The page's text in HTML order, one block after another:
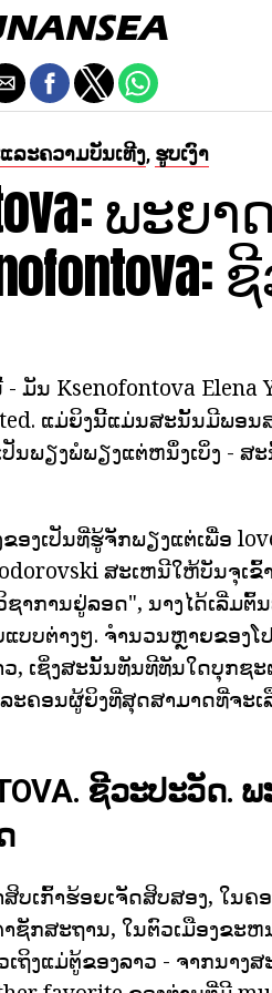
ລະຄວາມບັນເທີງ, ຮູບເງົາ
ພະຍ
ນ Ksenofontova Elena
ແມ່ຍິງນີ້ແມ່ນສະນັ້ນມີພອນ
ນພຽງພໍພຽງແຕ່ຫນຶ່ງເບິ່ງ -
ອງເປັນທີ່ຮູ້ຈັກພຽງແຕ່ເພື່ອ
ສະເຫນີໃຫ້ບັນຈຸເ
ຊາການຢູ່ລອດ", ນາງໄດ້ເລີ່ມ
ບຕ່າງໆ. ຈໍານວນຫຼາຍຂອງໂ
, ເຊິ່ງສະນັ້ນທັນທີທັນໃດບຸກຊ
ະຄອນຜູ້ຍິງທີ່ສຸດສາມາດທີ່ຈະເ
ຊີວະປະວັດ.
ບເກົ້າຮ້ອຍເຈັດສິບສອງ, ໃນ
ຊັກສະຖານ, ໃນຕົວເມືອງຂະ
ຖິງແມ່ຕູ້ຂອງລາວ - ຈາກນາງ